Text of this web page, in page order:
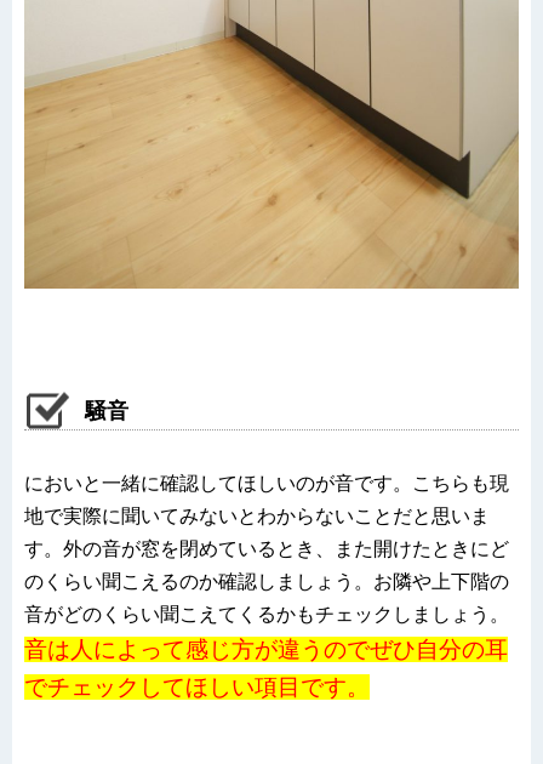
騒音
においと一緒に確認してほしいのが音です。こちらも現
地で実際に聞いてみないとわからないことだと思いま
す。外の音が窓を閉めているとき、また開けたときにど
のくらい聞こえるのか確認しましょう。 お隣や上下階の
音がどのくらい聞こえてくるかもチェックしましょう。
音は人によって感じ方が違うのでぜひ自分の耳
でチェックしてほしい項目です。